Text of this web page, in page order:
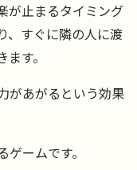
が止まるタイミング
、すぐに隣の人に渡
す。
があがるという効果
ームです。